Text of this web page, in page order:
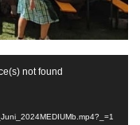
not found